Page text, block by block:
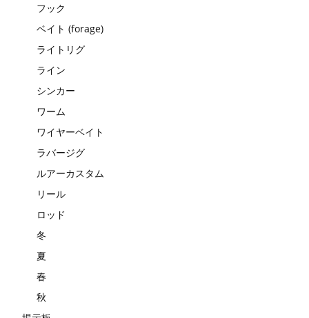
フック
ベイト (forage)
ライトリグ
ライン
シンカー
ワーム
ワイヤーベイト
ラバージグ
ルアーカスタム
リール
ロッド
冬
夏
春
秋